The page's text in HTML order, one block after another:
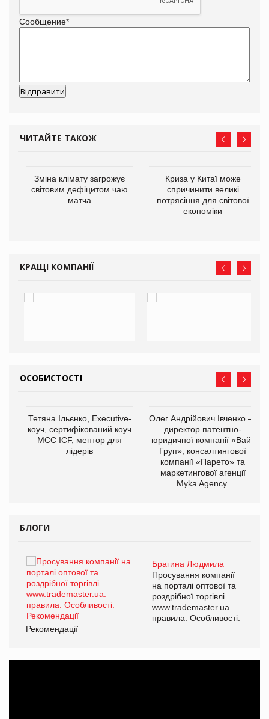
Сообщение*
ЧИТАЙТЕ ТАКОЖ
Зміна клімату загрожує
світовим дефіцитом чаю
матча
Криза у Китаї може
спричинити великі
потрясіння для світової
економіки
КРАЩІ КОМПАНІЇ
ОСОБИСТОСТІ
Тетяна Ільєнко, Executive-
коуч, сертифікований коуч
МСС ICF, ментор для
лідерів
Олег Андрійович Івченко —
директор патентно-
юридичної компанії «Вайз
Груп», консалтингової
компанії «Парето» та
маркетингової агенції
Myka Agency.
БЛОГИ
Брагина Людмила
Просування компанії
на порталі оптової та
роздрібної торгівлі
www.trademaster.ua.
правила. Особливості.
Рекомендації